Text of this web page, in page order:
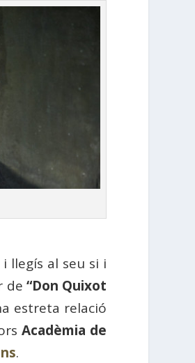
llegís al seu si i
de “Don Quixot
estreta relació
Acadèmia de
.